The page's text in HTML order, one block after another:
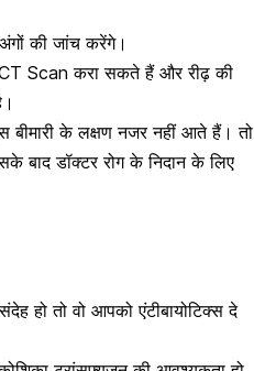
की जांच करेंगे।
Scan करा सकते हैं और रीढ़ की
के लक्षण नजर नहीं आते हैं। तो
बाद डॉक्टर रोग के निदान के लिए
हो तो वो आपको एंटीबायोटिक्स दे